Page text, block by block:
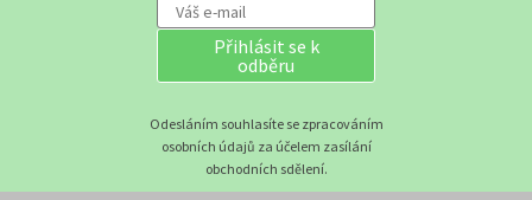
Přihlásit se k
odběru
Odesláním souhlasíte se zpracováním
osobních údajů za účelem zasílání
obchodních sdělení.